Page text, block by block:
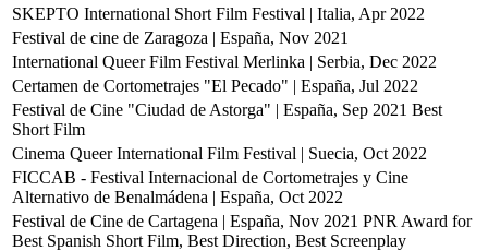
SKEPTO International Short Film Festival | Italia, Apr 2022
Festival de cine de Zaragoza | España, Nov 2021
International Queer Film Festival Merlinka | Serbia, Dec 2022
Certamen de Cortometrajes "El Pecado" | España, Jul 2022
Festival de Cine "Ciudad de Astorga" | España, Sep 2021 Best
Short Film
Cinema Queer International Film Festival | Suecia, Oct 2022
FICCAB - Festival Internacional de Cortometrajes y Cine
Alternativo de Benalmádena | España, Oct 2022
Festival de Cine de Cartagena | España, Nov 2021 PNR Award for
Best Spanish Short Film, Best Direction, Best Screenplay